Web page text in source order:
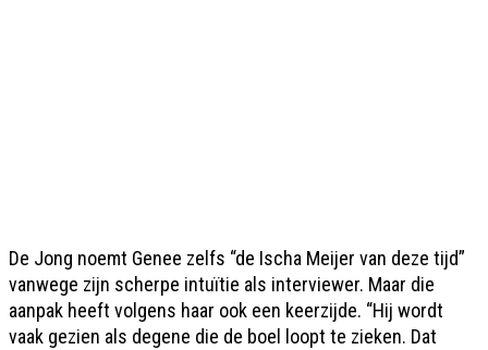
De Jong noemt Genee zelfs “de Ischa Meijer van deze tijd”
vanwege zijn scherpe intuïtie als interviewer. Maar die
aanpak heeft volgens haar ook een keerzijde. “Hij wordt
vaak gezien als degene die de boel loopt te zieken. Dat